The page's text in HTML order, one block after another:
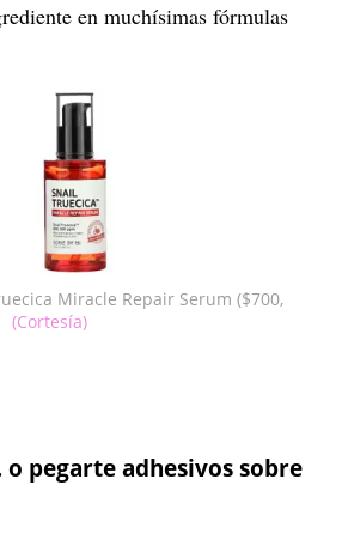
en muchísimas fórmulas
Miracle Repair Serum ($700,
(Cortesía)
o pegarte adhesivos sobre